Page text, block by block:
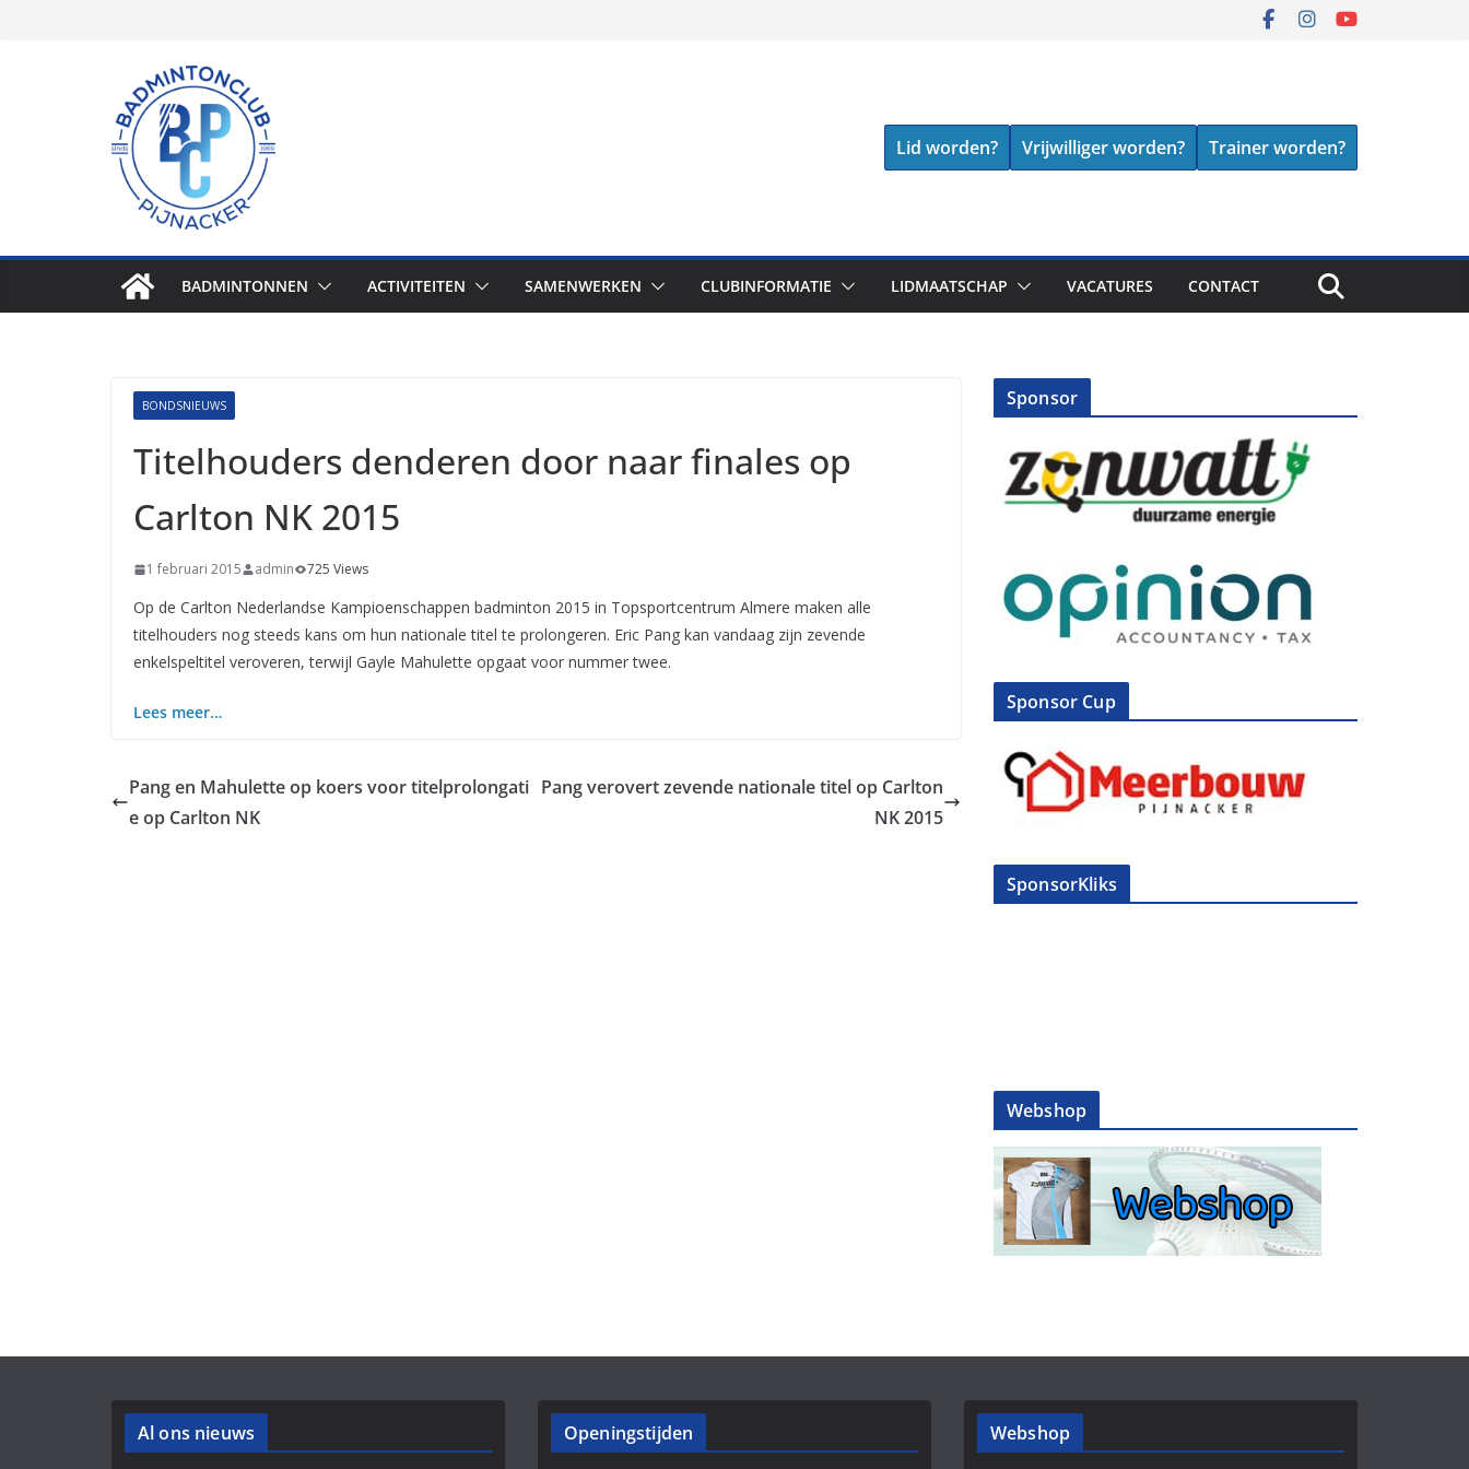
Lid worden? Vrijwilliger worden? Trainer worden?
BADMINTONNEN ACTIVITEITEN SAMENWERKEN CLUBINFORMATIE LIDMAATSCHAP VACATURES CONTACT
BONDSNIEUWS
Titelhouders denderen door naar finales op
Carlton NK 2015
1 februari 2015 admin 725 Views
Op de Carlton Nederlandse Kampioenschappen badminton 2015 in Topsportcentrum Almere maken alle
titelhouders nog steeds kans om hun nationale titel te prolongeren. Eric Pang kan vandaag zijn zevende
enkelspeltitel veroveren, terwijl Gayle Mahulette opgaat voor nummer twee.
Lees meer…
Pang en Mahulette op koers voor titelprolongati
e op Carlton NK
Pang verovert zevende nationale titel op Carlton
NK 2015
Sponsor
Sponsor Cup
SponsorKliks
Webshop
Al ons nieuws Openingstijden Webshop